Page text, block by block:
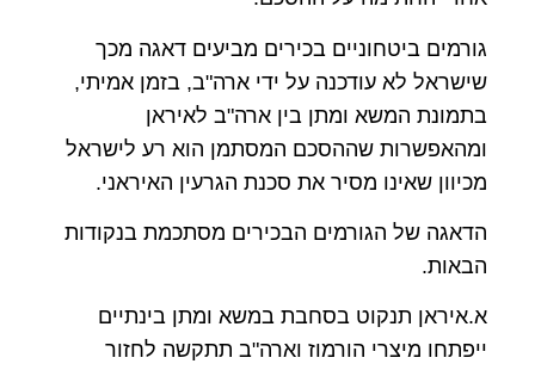
גורמים ביטחוניים בכירים מביעים דאגה מכך
שישראל לא עודכנה על ידי ארה"ב, בזמן אמיתי,
בתמונת המשא ומתן בין ארה"ב לאיראן
ומהאפשרות שההסכם המסתמן הוא רע לישראל
מכיוון שאינו מסיר את סכנת הגרעין האיראני.
הדאגה של הגורמים הבכירים מסתכמת בנקודות
הבאות.
א.איראן תנקוט בסחבת במשא ומתן בינתיים
ייפתחו מיצרי הורמוז וארה"ב תתקשה לחזור